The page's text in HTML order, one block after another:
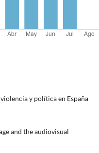
y política en España
and the audiovisual